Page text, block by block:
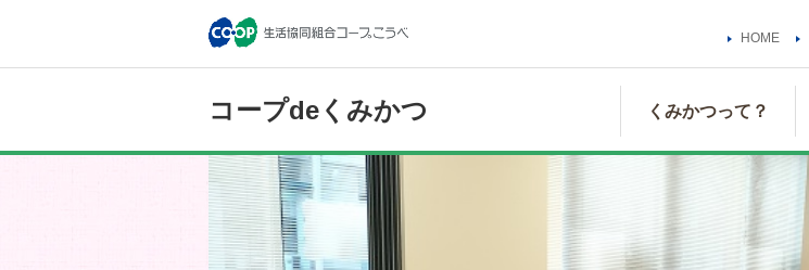
HOME
コープdeくみかつ くみかつって？